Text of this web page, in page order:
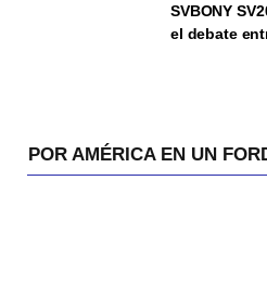
SVBONY
el debate
POR AMÉRICA EN UN